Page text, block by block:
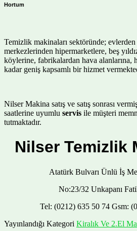
Hortum
Temizlik makinaları sektöründe;
merkezlerinden hipermarketlere, beş
köylerine, fabrikalardan hava alanlarına,
kadar geniş kapsamlı bir hizmet
Nilser Makina satış ve satış sonrası
saatlerine uyumlu servis ile müşteri
tutmaktadır.
Nilser Temizlik
Atatürk Bulvarı Ünlü İş
No:23/32 Unkapanı
Tel: (0212) 635 50 74 Gsm:
Yayınlandığı Kategori Kiralık Ve 2.El